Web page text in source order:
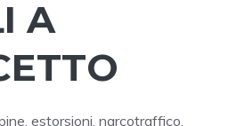
A
estorsioni, narcotraffico,